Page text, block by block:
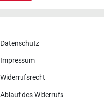
Datenschutz
Impressum
Widerrufsrecht
Ablauf des Widerrufs